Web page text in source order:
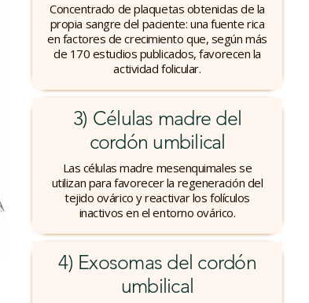
Concentrado de plaquetas obtenidas de la
propia sangre del paciente: una fuente rica
en factores de crecimiento que, según más
de 170 estudios publicados, favorecen la
actividad folicular.
3) Células madre del
cordón umbilical
Las células madre mesenquimales se
utilizan para favorecer la regeneración del
tejido ovárico y reactivar los folículos
inactivos en el entorno ovárico.
4) Exosomas del cordón
umbilical